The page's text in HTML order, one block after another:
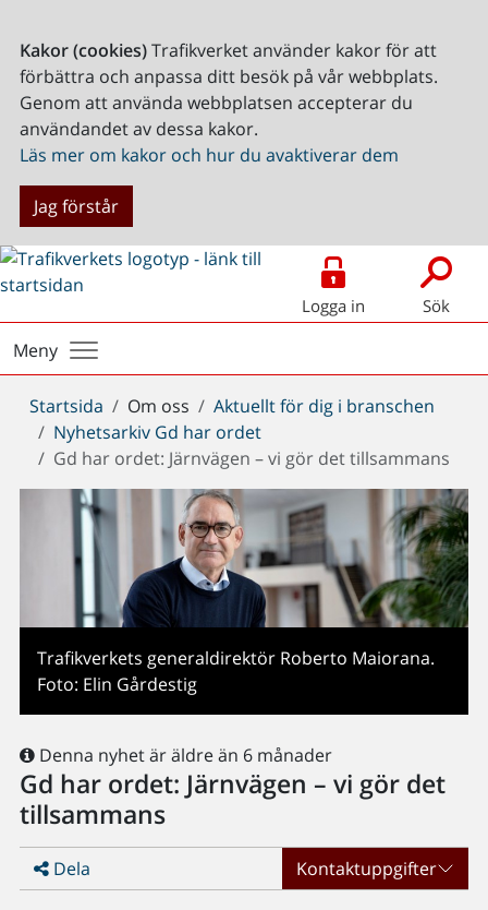
Kakor (cookies)Trafikverket använder kakor för att
förbättra och anpassa ditt besök på vår webbplats.
Genom att använda webbplatsen accepterar du
användandet av dessa kakor.
Läs mer om kakor och hur du avaktiverar dem
Jag förstår
Logga in Sök
Meny
Du
är
här:
Startsida Om oss
Aktuellt för dig i branschen
Nyhetsarkiv Gd har ordet
Gd har ordet: Järnvägen – vi gör det tillsammans
Trafikverkets generaldirektör Roberto Maiorana.
Foto: Elin Gårdestig
Denna nyhet är äldre än 6 månader
Gd har ordet: Järnvägen – vi gör det
tillsammans
Dela Kontaktuppgifter